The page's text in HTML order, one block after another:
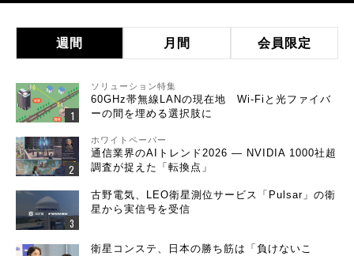
週間 月間 会員限定
ソリューション特集
60GHz帯無線LANの現在地 Wi-Fiと光ファイバ
ーの間を埋める選択肢に
ホワイトペーパー
通信業界のAIトレンド2026 ― NVIDIA 1000社超
調査が捉えた「転換点」
古野電気、LEO衛星測位サービス「Pulsar」の衛
星から実信号を受信
衛星コンステ、日本の勝ち筋は「負けないこ